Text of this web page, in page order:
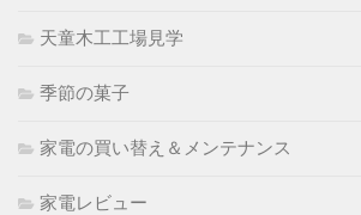
天童木工工場見学
季節の菓子
家電の買い替え＆メンテナンス
家電レビュー